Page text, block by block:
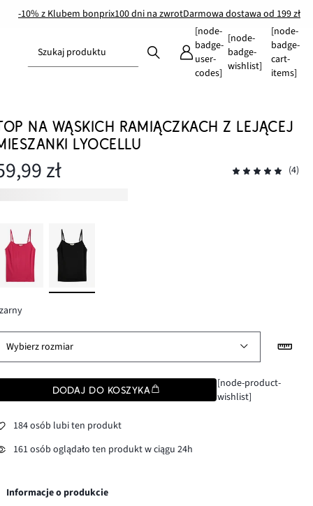
-10% z Klubem bonprix100 dni na zwrotDarmowa dostawa od 199 zł
Szukaj produktu
[node-
badge-
user-
codes]
[node-
badge-
wishlist]
[node-
badge-
cart-
items]
NA WĄSKICH RAMIĄCZKACH Z LEJĄCEJ
LYOCELLU
zł (4)
Wybierz rozmiar
DODAJ DO KOSZYKA
[node-product-
wishlist]
184 osób lubi ten produkt
161 osób oglądało ten produkt w ciągu 24h
Informacje o produkcie